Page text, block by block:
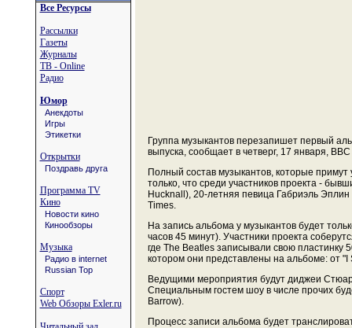
Все Ресурсы
Рассылки
Газеты
Журналы
ТВ - Online
Радио
Юмор
Анекдоты
Игры
Этикетки
Открытки
Поздравь друга
Программа TV
Кино
Новости кино
Кинообзоры
Музыка
Радио в internet
Russian Top
Спорт
Web Обзоры Exler.ru
Группа музыкантов перезапишет первый
выпуска, сообщает в четверг, 17 января,
Полный состав музыкантов, которые
только, что среди участников проекта -
Hucknall), 20-летняя певица Габриэль
Times.
На запись альбома у музыкантов будет
часов 45 минут). Участники проекта
где The Beatles записывали свою пластинку
котором они представлены на альбоме: от
Ведущими мероприятия будут диджеи
Специальным гостем шоу в числе прочих
Barrow).
Процесс записи альбома будет